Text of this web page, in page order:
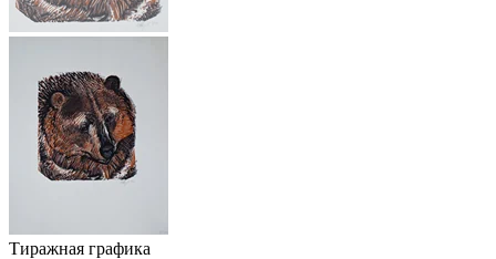
Тиражная графика